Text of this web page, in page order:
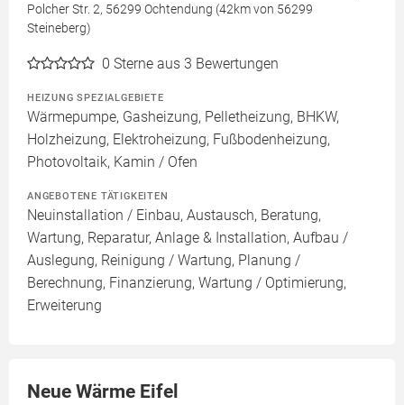
Polcher Str. 2, 56299 Ochtendung (42km von 56299
Steineberg)
0 Sterne aus 3 Bewertungen
HEIZUNG SPEZIALGEBIETE
Wärmepumpe, Gasheizung, Pelletheizung, BHKW,
Holzheizung, Elektroheizung, Fußbodenheizung,
Photovoltaik, Kamin / Ofen
ANGEBOTENE TÄTIGKEITEN
Neuinstallation / Einbau, Austausch, Beratung,
Wartung, Reparatur, Anlage & Installation, Aufbau /
Auslegung, Reinigung / Wartung, Planung /
Berechnung, Finanzierung, Wartung / Optimierung,
Erweiterung
Neue Wärme Eifel